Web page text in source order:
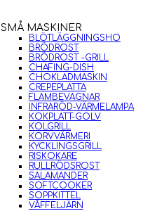
SMÅ MASKINER
BLÖTLÄGGNINGSHO
BRÖDROST
BRÖDROST -GRILL
CHAFING-DISH
CHOKLADMASKIN
CREPEPLATTA
FLAMBEVAGNAR
INFRARÖD-VÄRMELAMPA
KOKPLATT-GOLV
KOLGRILL
KORVVÄRMERI
KYCKLINGSGRILL
RISKOKARE
RULLRÖDSROST
SALAMANDER
SOFTCOOKER
SOPPKITTEL
VÅFFELJÄRN